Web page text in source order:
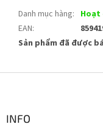
Danh mục hàng: Hoạt
EAN:
Sản phẩm đã được
INFO